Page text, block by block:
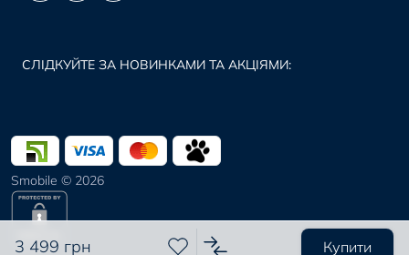
3 499 грн Купити
СЛІДКУЙТЕ ЗА НОВИНКАМИ ТА АКЦІЯМИ:
Smobile © 2026